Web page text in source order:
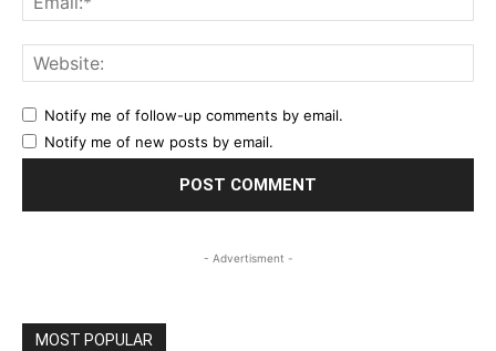
Notify me of follow-up comments by email.
Notify me of new posts by email.
- Advertisment -
MOST POPULAR